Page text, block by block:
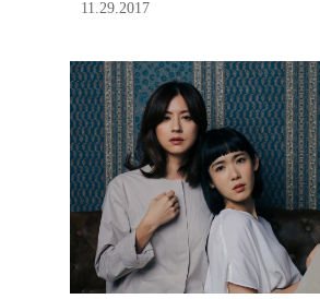
11.29.2017